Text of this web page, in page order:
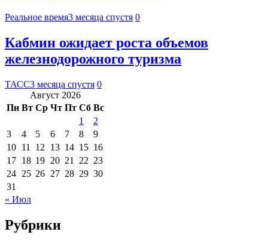
Реальное время3 месяца спустя 0
Кабмин ожидает роста объемов
железнодорожного туризма
ТАСС3 месяца спустя 0
Август 2026
Пн Вт Ср Чт Пт Сб Вс
1
2
3
4 5 6 7 8
9
10 11 12 13 14 15 16
17 18 19 20 21 22 23
24 25 26 27 28 29 30
31
« Июл
Рубрики